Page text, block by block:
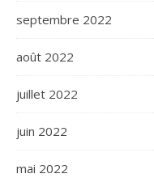
septembre 2022
août 2022
juillet 2022
juin 2022
mai 2022